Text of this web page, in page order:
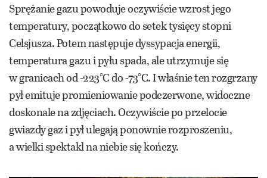
Sprężanie gazu powoduje oczywiście wzrost jego
temperatury, początkowo do setek tysięcy stopni
Celsjusza. Potem następuje dyssypacja energii,
temperatura gazu i pyłu spada, ale utrzymuje się
w granicach od -223°C do -73°C. I właśnie ten rozgrzany
pył emituje promieniowanie podczerwone, widoczne
doskonale na zdjęciach. Oczywiście po przelocie
gwiazdy gaz i pył ulegają ponownie rozproszeniu,
a wielki spektakl na niebie się kończy.